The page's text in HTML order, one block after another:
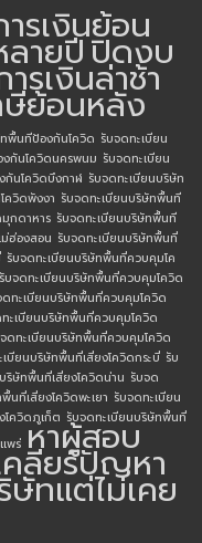
รเงินย้อน
ายปีปิดงบ
รเงินล่าช้า
ย้อนหลัง
พื้นทีป้องกันโควิด รับจดทะเบียน
กันโควิดนครพนม รับจดทะเบียน
กันโควิดบึงกาฬ รับจดทะเบียนบริษัท
ควิดพังงา รับจดทะเบียนบริษัทพื้นที
กดาหาร รับจดทะเบียนบริษัทพื้นที
ฮ่องสอน รับจดทะเบียนบริษัทพื้นที่
รับจดทะเบียนบริษัทพื้นที่ควบคุมโค
รับจดทะเบียนบริษัทพื้นที่ควบคุมโควิด
ดทะเบียนบริษัทพื้นที่ควบคุมโควิด
ะเบียนบริษัทพื้นที่ควบคุมโควิด
ดทะเบียนบริษัทพื้นที่ควบคุมโควิด
เบียนบริษัทพื้นที่เสี่ยงโควิดกระบี่ รับ
ริษัทพื้นที่เสี่ยงโควิดน่าน รับจด
นที่เสี่ยงโควิดพะเยา รับจดทะเบียน
โควิดภูเก็ต รับจดทะเบียนบริษัทพื้นที่
พร่ หาผู้สอบ
คลียร์ปัญหา
ษัทแต่ไม่เคย